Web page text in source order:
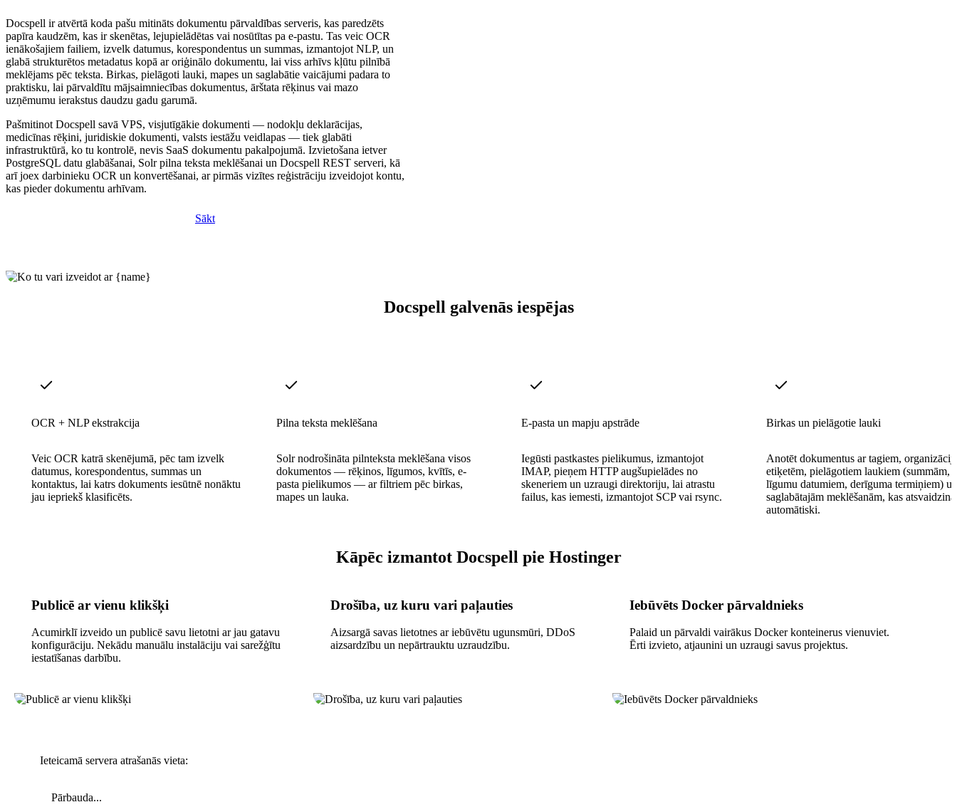
Docspell ir atvērtā koda pašu mitināts dokumentu pārvaldības serveris, kas paredzēts
papīra kaudzēm, kas ir skenētas, lejupielādētas vai nosūtītas pa e-pastu. Tas veic OCR
ienākošajiem failiem, izvelk datumus, korespondentus un summas, izmantojot NLP, un
glabā strukturētos metadatus kopā ar oriģinālo dokumentu, lai viss arhīvs kļūtu pilnībā
meklējams pēc teksta. Birkas, pielāgoti lauki, mapes un saglabātie vaicājumi padara to
praktisku, lai pārvaldītu mājsaimniecības dokumentus, ārštata rēķinus vai mazo
uzņēmumu ierakstus daudzu gadu garumā.
Pašmitinot Docspell savā VPS, visjutīgākie dokumenti — nodokļu deklarācijas,
medicīnas rēķini, juridiskie dokumenti, valsts iestāžu veidlapas — tiek glabāti
infrastruktūrā, ko tu kontrolē, nevis SaaS dokumentu pakalpojumā. Izvietošana ietver
PostgreSQL datu glabāšanai, Solr pilna teksta meklēšanai un Docspell REST serveri, kā
arī joex darbinieku OCR un konvertēšanai, ar pirmās vizītes reģistrāciju izveidojot kontu,
kas pieder dokumentu arhīvam.
Sākt
Docspell galvenās iespējas
OCR + NLP ekstrakcija
Veic OCR katrā skenējumā, pēc tam izvelk
datumus, korespondentus, summas un
kontaktus, lai katrs dokuments iesūtnē nonāktu
jau iepriekš klasificēts.
Pilna teksta meklēšana
Solr nodrošināta pilnteksta meklēšana visos
dokumentos — rēķinos, līgumos, kvītīs, e-
pasta pielikumos — ar filtriem pēc birkas,
mapes un lauka.
E-pasta un mapju apstrāde
Iegūsti pastkastes pielikumus, izmantojot
IMAP, pieņem HTTP augšupielādes no
skeneriem un uzraugi direktoriju, lai atrastu
failus, kas iemesti, izmantojot SCP vai rsync.
Birkas un pielāgotie lauki
Anotēt dokumentus ar tagiem,
etiķetēm, pielāgotiem laukiem (summām,
līgumu datumiem, derīguma termiņiem) un
saglabātajām meklēšanām, kas
automātiski.
Kāpēc izmantot Docspell pie Hostinger
Publicē ar vienu klikšķi
Acumirklī izveido un publicē savu lietotni ar jau gatavu
konfigurāciju. Nekādu manuālu instalāciju vai sarežģītu
iestatīšanas darbību.
Drošība, uz kuru vari paļauties
Aizsargā savas lietotnes ar iebūvētu ugunsmūri, DDoS
aizsardzību un nepārtrauktu uzraudzību.
Iebūvēts Docker pārvaldnieks
Palaid un pārvaldi vairākus Docker konteinerus vienuviet.
Ērti izvieto, atjaunini un uzraugi savus projektus.
Ieteicamā servera atrašanās vieta:
Pārbauda...